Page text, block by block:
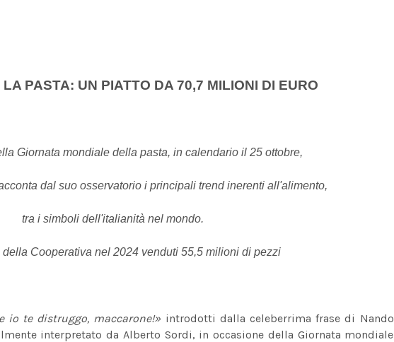
PASTA: UN PIATTO DA 70,7 MILIONI DI EURO
Giornata mondiale della pasta, in calendario il 25 ottobre,
dal suo osservatorio i principali trend inerenti all'alimento,
tra i simboli dell'italianità nel mondo.
Cooperativa nel 2024 venduti 55,5 milioni di pezzi
io te distruggo, maccarone!»introdotti dalla celeberrima frase di Nando
interpretato da Alberto Sordi, in occasione della Giornata mondiale